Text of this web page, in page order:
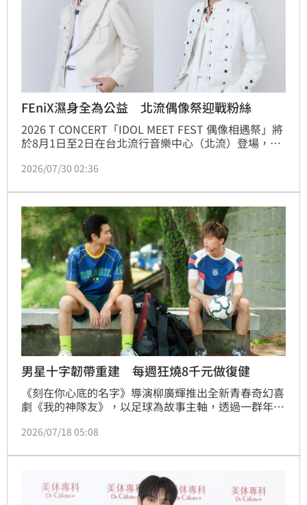
FEniX濕身全為公益 北流偶像祭迎戰粉絲
2026 T CONCERT「IDOL MEET FEST 偶像相遇祭」將
於8月1日至2日在台北流行音樂中心（北流）登場，不
紛紛安排提早到場，搶先體驗這場夏日偶像嘉年華。其
通告時間，就是要在開演前留出空檔逛市集、吃美食。
2026/07/30 02:36
男星十字韌帶重建 每週狂燒8千元做復健
《刻在你心底的名字》導演柳廣輝推出全新青春奇幻喜
劇《我的神隊友》，以足球為故事主軸，透過一群年輕
日首度公開主演陣容，除了邱以太、林亭莉、程予希
728SEVENTOEIGHT王學駿、Ni!KA萊恩，以及鍾岳軒
等人，共同組成充滿青春活力的「神隊友」陣容。
2026/07/18 05:08